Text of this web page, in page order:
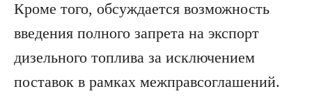
Кроме того, обсуждается возможность
введения полного запрета на экспорт
дизельного топлива за исключением
поставок в рамках межправсоглашений.